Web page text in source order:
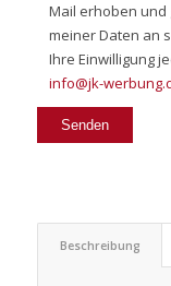
Mail erhoben und
meiner Daten an
Ihre Einwilligung
info@jk-
Beschreibung